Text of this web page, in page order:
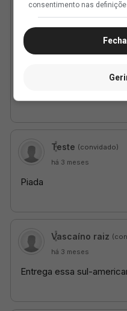
consentimento nas